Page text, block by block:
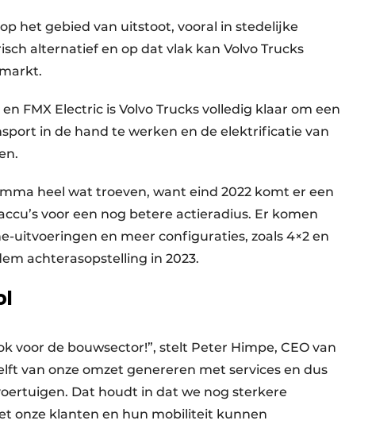
het gebied van uitstoot, vooral in stedelijke
alternatief en op dat vlak kan Volvo Trucks
FMX Electric is Volvo Trucks volledig klaar om een
in de hand te werken en de elektrificatie van
heel wat troeven, want eind 2022 komt er een
voor een nog betere actieradius. Er komen
uitvoeringen en meer configuraties, zoals 4×2 en
achterasopstelling in 2023.
voor de bouwsector!”, stelt Peter Himpe, CEO van
van onze omzet genereren met services en dus
Dat houdt in dat we nog sterkere
onze klanten en hun mobiliteit kunnen